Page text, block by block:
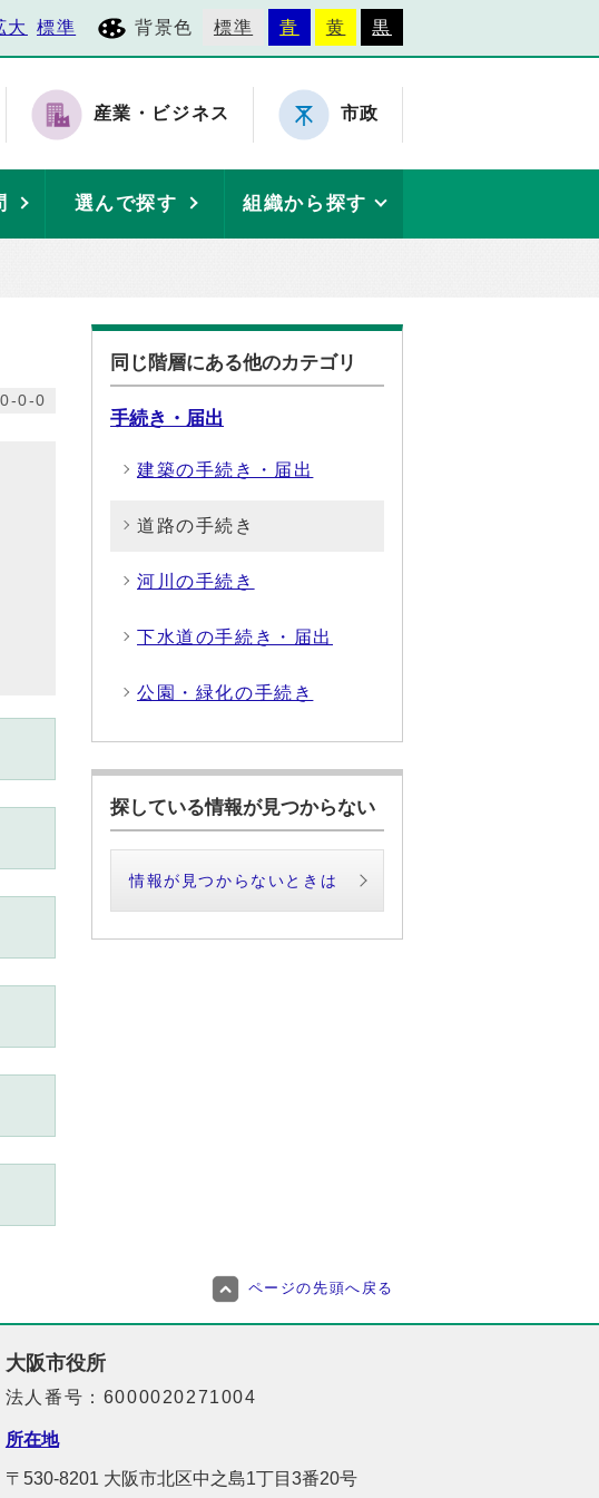
大 標準 背景色 標準 青 黄 黒
産業・ビジネス 市政
選んで探す 組織から探す
0-0
同じ階層にある他のカテゴリ
手続き・届出
建築の手続き・届出
道路の手続き
河川の手続き
下水道の手続き・届出
公園・緑化の手続き
探している情報が見つからない
情報が見つからないときは
ページの先頭へ戻る
大阪市役所
法人番号：6000020271004
所在地
〒530-8201 大阪市北区中之島1丁目3番20号